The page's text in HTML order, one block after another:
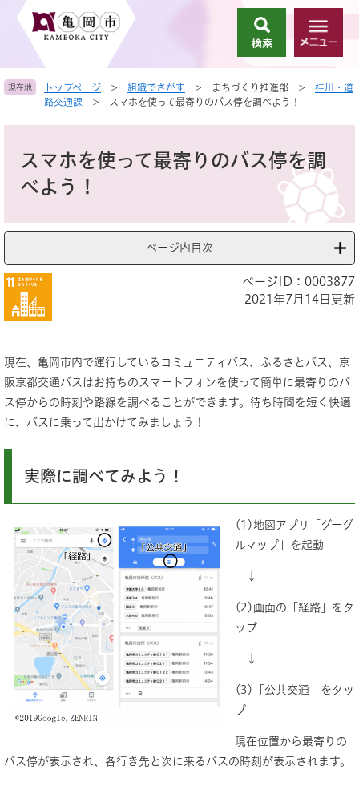
頭
す
飛
し
索
メ
ニ
ー
現在地 トップページ > 組織でさがす > まちづくり推進部 >
桂川・道
路交通課
> スマホを使って最寄りのバス停を調べよう！
スマホを使って最寄りのバス停を調
べよう！
ページ内目次
ページID：0003877
2021年7月14日更新
現在、亀岡市内で運行しているコミュニティバス、ふるさとバス、京
阪京都交通バスはお持ちのスマートフォンを使って簡単に最寄りのバ
ス停からの時刻や路線を調べることができます。待ち時間を短く快適
に、バスに乗って出かけてみましょう！
実際に調べてみよう！
(1)地図アプリ「グーグ
ルマップ」を起動
↓
(2)画面の「経路」をタ
ップ
↓
(3)「公共交通」をタッ
プ
現在位置から最寄りの
バス停が表示され、各行き先と次に来るバスの時刻が表示されます。